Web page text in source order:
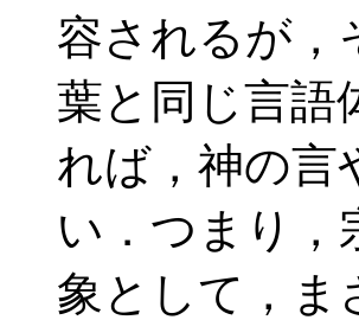
容されるが，
葉と同じ言語
れば，神の言
い．つまり，
象として，ま